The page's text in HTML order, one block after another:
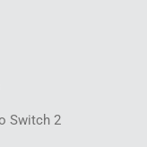
Switch 2